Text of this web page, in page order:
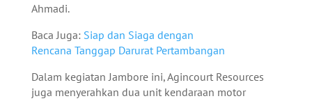
Ahmadi.
Baca Juga: Siap dan Siaga dengan
Rencana Tanggap Darurat Pertambangan
Dalam kegiatan Jambore ini, Agincourt Resources
juga menyerahkan dua unit kendaraan motor